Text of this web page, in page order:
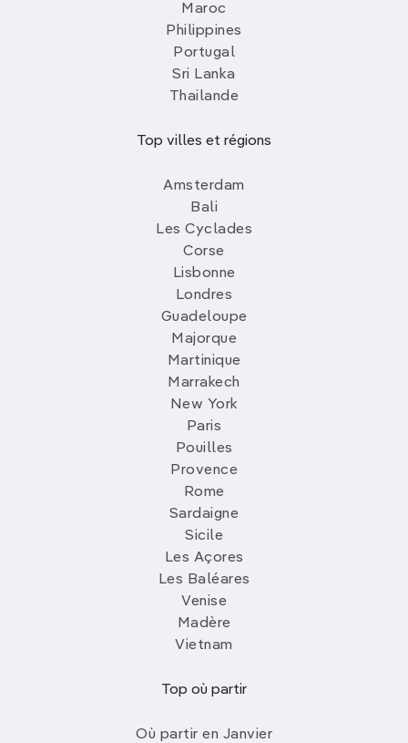
Maroc
Philippines
Portugal
Sri Lanka
Thailande
Top villes et régions
Amsterdam
Bali
Les Cyclades
Corse
Lisbonne
Londres
Guadeloupe
Majorque
Martinique
Marrakech
New York
Paris
Pouilles
Provence
Rome
Sardaigne
Sicile
Les Açores
Les Baléares
Venise
Madère
Vietnam
Top où partir
Où partir en Janvier